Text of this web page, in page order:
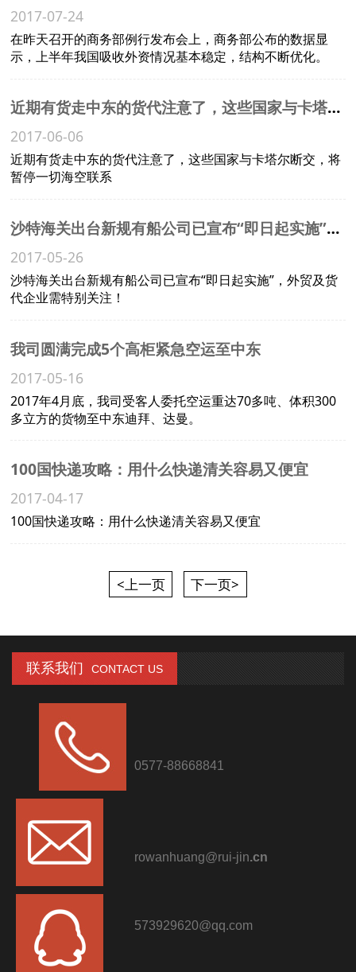
2017-07-24
在昨天召开的商务部例行发布会上，商务部公布的数据显
示，上半年我国吸收外资情况基本稳定，结构不断优化。
近期有货走中东的货代注意了，这些国家与卡塔尔断交，将暂停一切海空联系
2017-06-06
近期有货走中东的货代注意了，这些国家与卡塔尔断交，将
暂停一切海空联系
沙特海关出台新规有船公司已宣布“即日起实施”，外贸及货代企业需特别关注！
2017-05-26
沙特海关出台新规有船公司已宣布“即日起实施”，外贸及货
代企业需特别关注！
我司圆满完成5个高柜紧急空运至中东
2017-05-16
2017年4月底，我司受客人委托空运重达70多吨、体积300
多立方的货物至中东迪拜、达曼。
100国快递攻略：用什么快递清关容易又便宜
2017-04-17
100国快递攻略：用什么快递清关容易又便宜
<上一页 下一页>
联系我们 CONTACT US
0577-88668841
rowanhuang@rui-jin.cn
573929620@qq.com